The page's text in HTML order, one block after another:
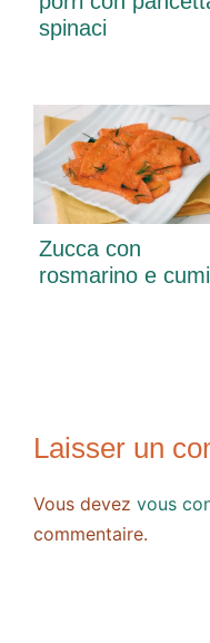
spinaci
Zucca con
rosmarino e
Laisser un
Vous devez vous
commentaire.